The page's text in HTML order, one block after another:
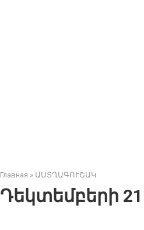
Главная » ԱՍՏՂԱԳՈՒՇԱԿ
Դեկտեմբերի